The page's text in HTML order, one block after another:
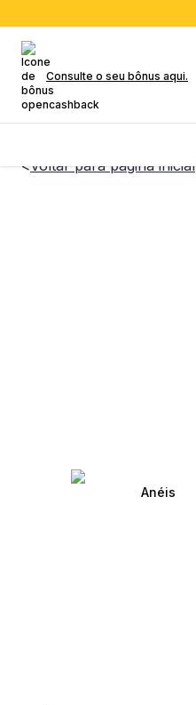
Consulte o seu bônus aqui.
<Voltar para página inicial
Anéis